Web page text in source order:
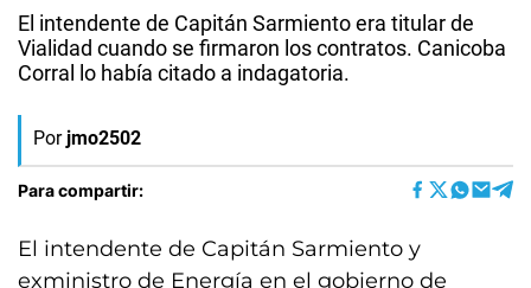
El intendente de Capitán Sarmiento era titular de
Vialidad cuando se firmaron los contratos. Canicoba
Corral lo había citado a indagatoria.
Por jmo2502
Para compartir:
El intendente de Capitán Sarmiento y
exministro de Energía en el gobierno de